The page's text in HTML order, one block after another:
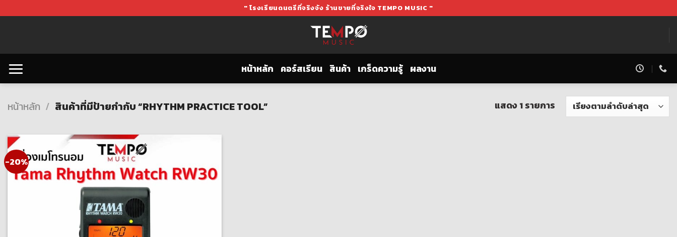
to
" โรงเรียนดนตรีที่จริงจัง ร้านขายที่จริงใจ TEMPO MUSIC "
หน้าหลัก คอร์สเรียน สินค้า เกร็ดความรู้ ผลงาน
หน้าหลัก / สินค้าที่มีป้ายกำกับ “RHYTHM PRACTICE TOOL” แสดง 1 รายการ
-20%